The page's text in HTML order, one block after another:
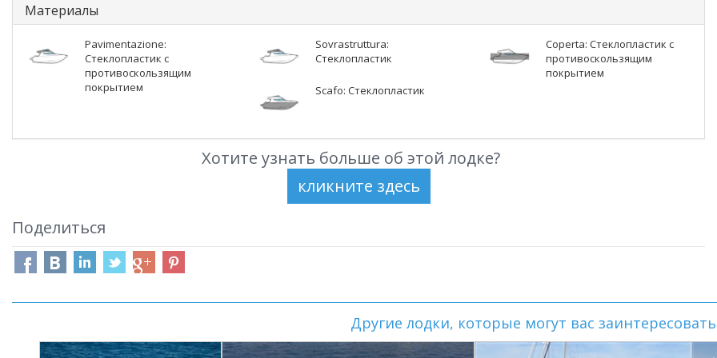
Материалы
Pavimentazione:
Стеклопластик с
противоскользящим
покрытием
Sovrastruttura:
Стеклопластик
Coperta: Стеклопластик с
противоскользящим
покрытием
Scafo: Стеклопластик
Хотите узнать больше об этой лодке?
Поделиться
Другие лодки, которые могут вас